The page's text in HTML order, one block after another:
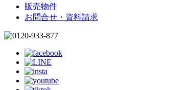
販売物件
お問合せ・資料請求